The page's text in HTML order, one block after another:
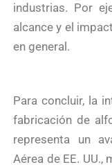
industrias. Por
alcance y el
en general.
Para concluir, la
fabricación de
representa un
Aérea de EE.